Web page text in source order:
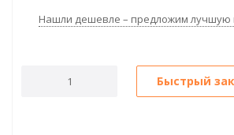
Нашли дешевле – предложим лучшую
Быстрый